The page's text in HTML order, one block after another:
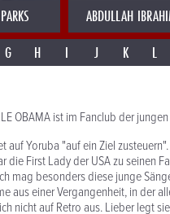
ABDULLAH
G H I J K L
OBAMA ist im Fanclub der
auf Yoruba "auf ein Ziel
die First Lady der USA zu seinen
mag besonders diese junge
aus einer Vergangenheit, in der
nicht auf Retro aus. Lieber legt